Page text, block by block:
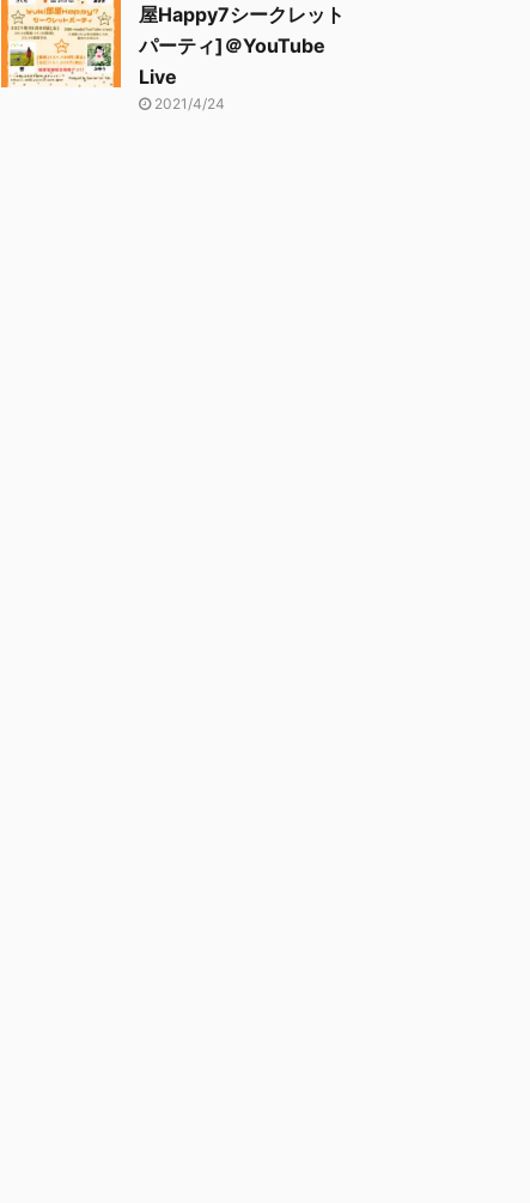
屋Happy7シークレット
パーティ]＠YouTube
Live
2021/4/24